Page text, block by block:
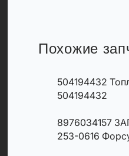
Похожие
504194432
504194432
8976034157
253-0616